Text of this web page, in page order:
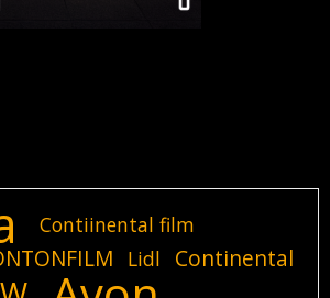
Contiinental film
Lidl
Continental